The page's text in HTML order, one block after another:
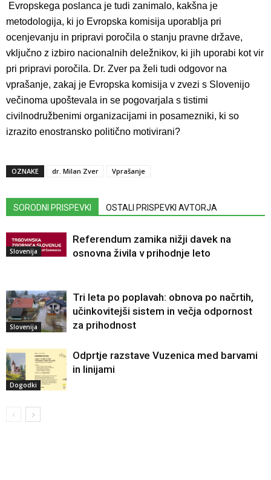
Evropskega poslanca je tudi zanimalo, kakšna je
metodologija, ki jo Evropska komisija uporablja pri
ocenjevanju in pripravi poročila o stanju pravne države,
vključno z izbiro nacionalnih deležnikov, ki jih uporabi kot vir
pri pripravi poročila. Dr. Zver pa želi tudi odgovor na
vprašanje, zakaj je Evropska komisija v zvezi s Slovenijo
večinoma upoštevala in se pogovarjala s tistimi
civilnodružbenimi organizacijami in posamezniki, ki so
izrazito enostransko politično motivirani?
OZNAKE dr. Milan Zver Vprašanje
SORODNI PRISPEVKI OSTALI PRISPEVKI AVTORJA
Slovenija
Referendum zamika nižji davek na
osnovna živila v prihodnje leto
Slovenija
Tri leta po poplavah: obnova po načrtih,
učinkovitejši sistem in večja odpornost
za prihodnost
Dogodki
Odprtje razstave Vuzenica med barvami
in linijami